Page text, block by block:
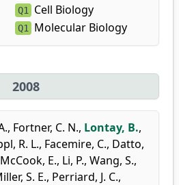
Q1 Cell Biology
Q1 Molecular Biology
2008
, Fortner, C. N., Lontay, B.,
R. L., Facemire, C., Datto,
McCook, E., Li, P., Wang, S.,
S. E., Perriard, J. C.,